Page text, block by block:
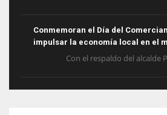
Conmemoran el Día del
impulsar la economía local en el
Con el respaldo del alcalde